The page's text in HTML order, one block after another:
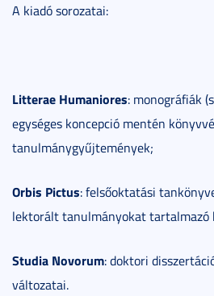
A kiadó sorozatai:
Litterae Humaniores: monográfiák
egységes koncepció mentén
tanulmánygyűjtemények;
Orbis Pictus: felsőoktatási
lektorált tanulmányokat tartalmazó
Studia Novorum: doktori
változatai.